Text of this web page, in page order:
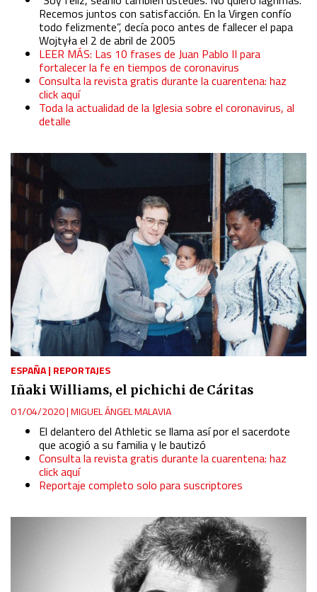
Recemos juntos con satisfacción. En la Virgen confío
todo felizmente”, decía poco antes de fallecer el papa
Wojtyła el 2 de abril de 2005
LEER MÁS: Las 10 frases de Juan Pablo II para
fortalecer la fe en tiempos de coronavirus
Consulta la revista gratis durante la cuarentena: haz
click aquí
Toda la actualidad de la Iglesia sobre el coronavirus, al
detalle
ESPAÑA| REPORTAJES
Iñaki Williams, el pichichi de Cáritas
01/04/2020|MIGUEL ÁNGEL MALAVIA
El delantero del Athletic se llama así por el sacerdote
que acogió a su familia y le bautizó
Consulta la revista gratis durante la cuarentena: haz
click aquí
Reportaje completo solo para suscriptores
Identify devices based on information actively requested
Non-IAB processing purposes:
Essential
Analytical
Advertising